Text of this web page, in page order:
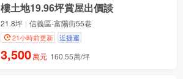
樓土地19.96坪賞屋出價談
21.8坪 信義區-富陽街55巷
21小時前更新 近捷運
3,500萬元 160.55萬/坪